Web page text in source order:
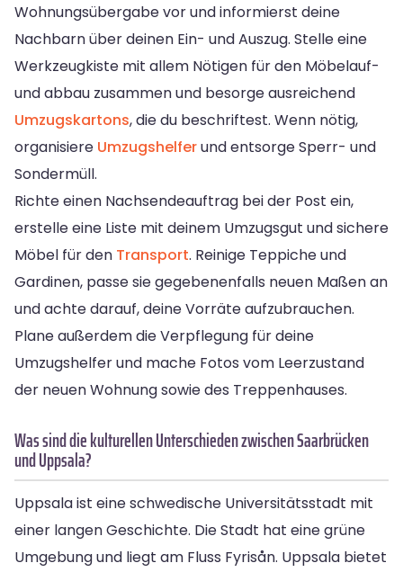
Wohnungsübergabe vor und informierst deine
Nachbarn über deinen Ein- und Auszug. Stelle eine
Werkzeugkiste mit allem Nötigen für den Möbelauf-
und abbau zusammen und besorge ausreichend
Umzugskartons, die du beschriftest. Wenn nötig,
organisiere Umzugshelferund entsorge Sperr- und
Sondermüll.
Richte einen Nachsendeauftrag bei der Post ein,
erstelle eine Liste mit deinem Umzugsgut und sichere
Möbel für den Transport. Reinige Teppiche und
Gardinen, passe sie gegebenenfalls neuen Maßen an
und achte darauf, deine Vorräte aufzubrauchen.
Plane außerdem die Verpflegung für deine
Umzugshelfer und mache Fotos vom Leerzustand
der neuen Wohnung sowie des Treppenhauses.
Was sind die kulturellen Unterschieden zwischen Saarbrücken
und Uppsala?
Uppsala ist eine schwedische Universitätsstadt mit
einer langen Geschichte. Die Stadt hat eine grüne
Umgebung und liegt am Fluss Fyrisån. Uppsala bietet